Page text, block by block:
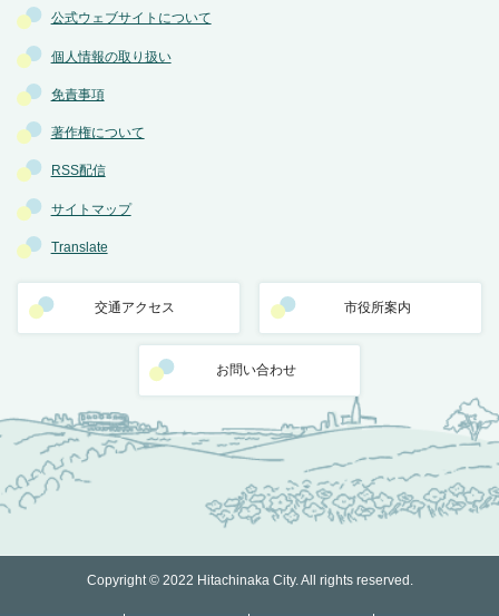
公式ウェブサイトについて
個人情報の取り扱い
免責事項
著作権について
RSS配信
サイトマップ
Translate
交通アクセス 市役所案内
お問い合わせ
Copyright © 2022 Hitachinaka City. All rights reserved.